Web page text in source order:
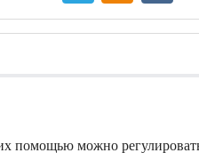
помощью можно